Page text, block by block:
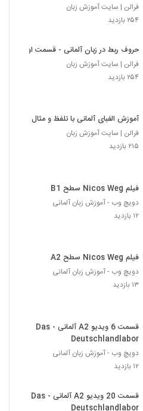
فرالن | سایت آموزش زبان
۲۵۴ بازدید
حروف ربط در زبان آلمانی - قسمت اول
فرالن | سایت آموزش زبان
۲۵۴ بازدید
آموزش الفبای آلمانی با تلفظ و مثال
فرالن | سایت آموزش زبان
۲۱۵ بازدید
فیلم Nicos Weg سطح B1
دویچ وب - آموزش زبان آلمانی
۱۲ بازدید
فیلم Nicos Weg سطح A2
دویچ وب - آموزش زبان آلمانی
۱۳ بازدید
قسمت 6 ویدیو A2 آلمانی - Das
Deutschlandlabor
دویچ وب - آموزش زبان آلمانی
۱۲ بازدید
قسمت 20 ویدیو A2 آلمانی - Das
Deutschlandlabor